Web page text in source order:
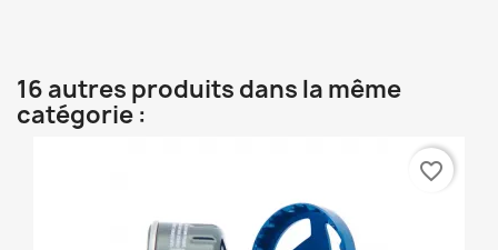
16 autres produits dans la même
catégorie :
favorite_border